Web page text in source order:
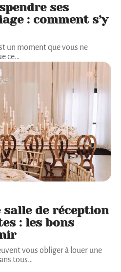
ses
: comment s’y
un moment que vous ne
ce…
salle de réception
: les bons
vous obliger à louer une
tous…